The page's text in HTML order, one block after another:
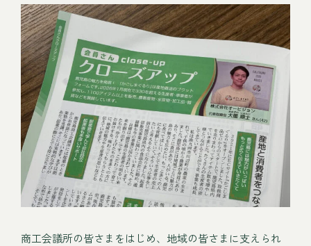
商工会議所の皆さまをはじめ、地域の皆さまに支えられ